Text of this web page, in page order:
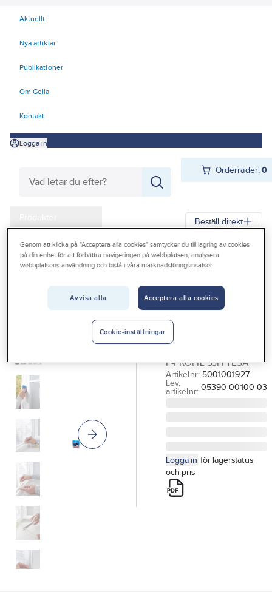
Aktuellt
Nya artiklar
Publikationer
Om Gelia
Kontakt
Logga in
Orderrader:0
Outlet
Beställ direkt
Gelia Produkter Gelia Fästmaterial Tejp & Tätning Tätningslist
TESA
Tätningslist P-
profil, Tesa
9MMX5.5MMX6M VIT
P-PROFIL SJH TESA
Artikelnr: 5001001927
Lev.
artikelnr: 05390-00100-03
Logga in för lagerstatus
och pris
Genom att klicka på "Acceptera alla cookies" samtycker du till lagring av cookies
på din enhet för att förbättra navigeringen på webbplatsen, analysera
webbplatsens användning och bistå i våra marknadsföringsinsatser.
Avvisa alla Acceptera alla cookies
Cookie-inställningar